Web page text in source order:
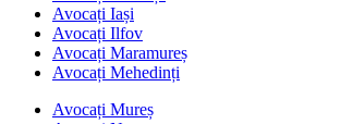
Avocați Iași
Avocați Ilfov
Avocați Maramureș
Avocați Mehedinți
Avocați Mureș